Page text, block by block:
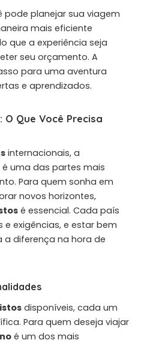
pode planejar sua viagem
mais eficiente
que a experiência seja
seu orçamento. A
para uma aventura
e aprendizados.
Que Você Precisa
internacionais, a
uma das partes mais
Para quem sonha em
novos horizontes,
é essencial. Cada país
exigências, e estar bem
diferença na hora de
disponíveis, cada um
Para quem deseja viajar
é um dos mais